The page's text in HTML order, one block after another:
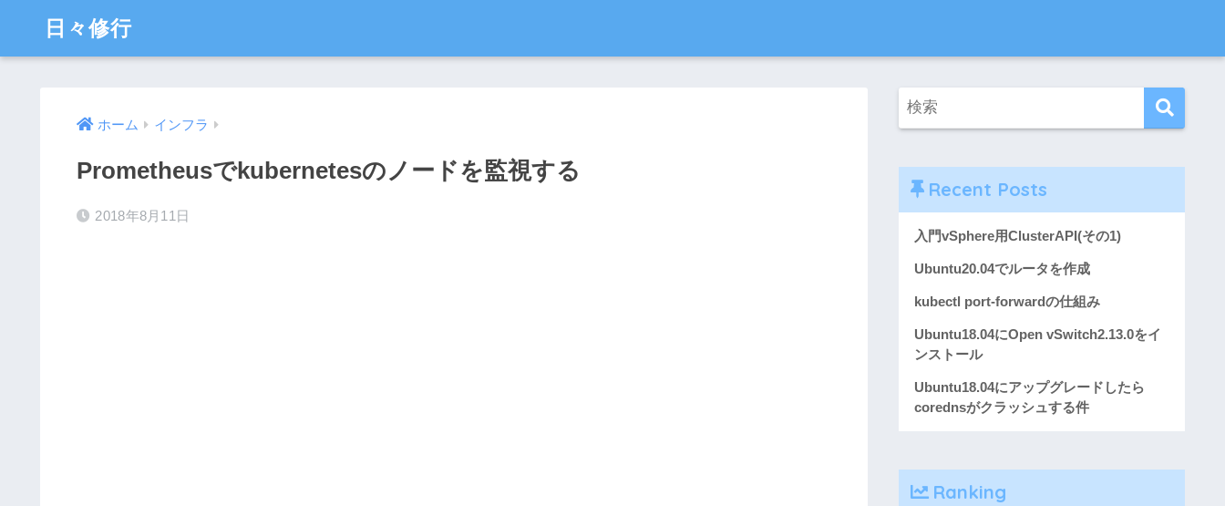
日々修行
ホーム インフラ
Prometheusでkubernetesのノードを監視する
2018年8月11日
Recent Posts
入門vSphere用ClusterAPI(その1)
Ubuntu20.04でルータを作成
kubectl port-forwardの仕組み
Ubuntu18.04にOpen vSwitch2.13.0をイ
ンストール
Ubuntu18.04にアップグレードしたら
corednsがクラッシュする件
Ranking